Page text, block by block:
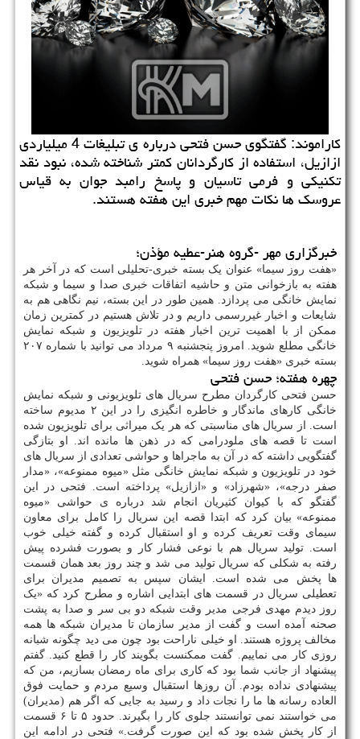
کاراموند: گفتگوی حسن فتحی درباره ی تبلیغات 4 میلیاردی
ازازیل، استفاده از کارگردانان کمتر شناخته شده، نبود نقد
تکنیکی و فرمی تاسیان و پاسخ رامبد جوان به قیاس
عروسک ها نکات مهم خبری این هفته هستند.
خبرگزاری مهر -گروه هنر-عطیه مؤذن؛
«هفت روز سیما» عنوان یک بسته خبری-تحلیلی است که در آخر هر
هفته به بازخوانی متن و حاشیه اتفاقات خبری صدا و سیما و شبکه
نمایش خانگی می پردازد. همین طور در این بسته، نیم نگاهی هم به
شایعات و اخبار غیررسمی داریم و در تلاش هستیم در کمترین زمان
ممکن از با اهمیت ترین اخبار هفته در تلویزیون و شبکه نمایش
خانگی مطلع شوید. امروز پنجشنبه ۹ مرداد می توانید با شماره ۲۰۷
بسته خبری «هفت روز سیما» همراه شوید.
چهره هفته؛ حسن فتحی
حسن فتحی کارگردان مطرح سریال های تلویزیونی و شبکه نمایش
خانگی کارهای ماندگار و خاطره انگیزی را در این ۲ مدیوم ساخته
است. از سریال های مناسبتی که هر یک میراثی برای تلویزیون شده
است تا قصه های ملودرامی که در ذهن ها مانده اند. او بتازگی
گفتگویی داشته که در آن به ماجراها و حواشی تعدادی از سریال های
خود در تلویزیون و شبکه نمایش خانگی مثل «میوه ممنوعه»، «مدار
صفر درجه»، «شهرزاد» و «ازازیل» پرداخته است. فتحی در این
گفتگو که با کیوان کثیریان انجام شد درباره ی حواشی «میوه
ممنوعه» بیان کرد که ابتدا قصه این سریال را کامل برای معاون
سیمای وقت تعریف کرده و او استقبال کرده و گفته خیلی خوب
است. تولید سریال هم با نوعی فشار کار و بصورت فشرده پیش
رفته به شکلی که سریال تولید می شد و چند روز بعد همان قسمت
ها پخش می شده است. ایشان سپس به تصمیم مدیران برای
تعطیلی سریال در قسمت های ابتدایی اشاره و مطرح کرد که «یک
روز دیدم مهدی فرجی مدیر وقت شبکه دو بی سر و صدا به پشت
صحنه آمده است و گفت از مدیر سازمان تا مدیران شبکه ها همه
مخالف پروژه هستند. او خیلی ناراحت بود چون می دید چگونه شبانه
روزی کار می نماییم. گفت ممکنست بگویند کار را قطع کنید. گفتم
پیشنهاد از جانب شما بود که کاری برای ماه رمضان بسازیم، من که
پیشنهادی نداده بودم. آن روزها استقبال وسیع مردم و حمایت فوق
العاده رسانه ها ما را نجات داد و رسید به جایی که اگر هم (مدیران)
می خواستند نمی توانستند جلوی کار را بگیرند. حدود ۵ تا ۶ قسمت
از کار پخش شده بود که این صورت گرفت.» فتحی در ادامه این